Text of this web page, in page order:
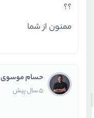
؟؟
ممنون از شما
حسام موسوی
5 سال پیش